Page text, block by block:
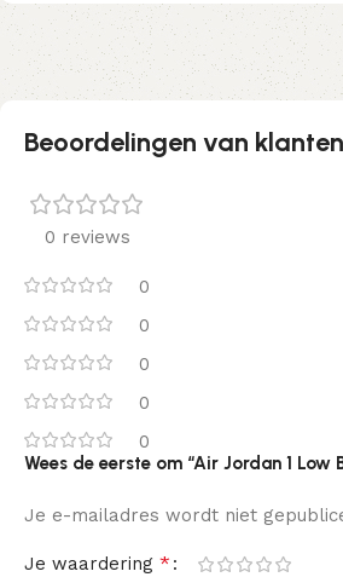
Beoordelingen van klanten
0 reviews
0
0
0
0
0
Wees de eerste om “Air Jordan 1
Je e-mailadres wordt niet
Je waardering *